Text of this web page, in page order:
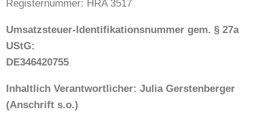
Registernummer: HRA 3517
Umsatzsteuer-Identifikationsnummer gem. § 27a
UStG:
DE346420755
Inhaltlich Verantwortlicher: Julia Gerstenberger
(Anschrift s.o.)